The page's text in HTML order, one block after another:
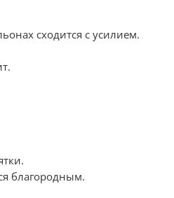
сходится с усилием.
благородным.